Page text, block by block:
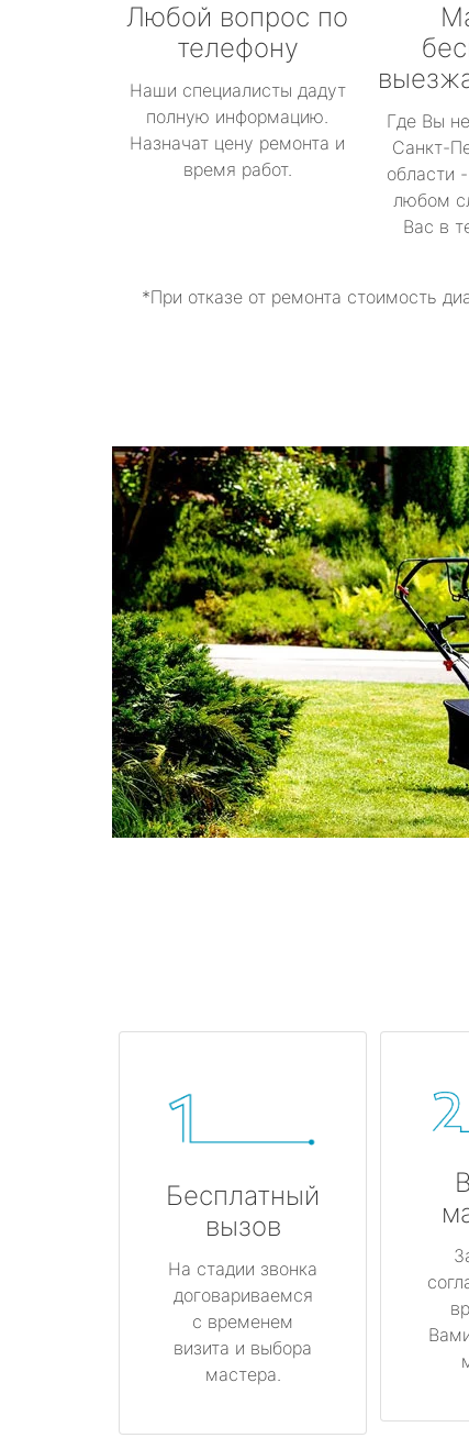
Любой вопрос по
телефону
Наши специалисты дадут
полную информацию.
Назначат цену ремонта и
время работ.
Где Вы
Санкт-
области
любом
Вас в
*При отказе от ремонта стоимость
Бесплатный
вызов
На стадии звонка
договариваемся
с временем
визита и выбора
мастера.